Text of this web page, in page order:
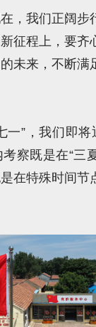
，我们正阔步
征程上，要齐
未来，不断满
一”，我们即
察既是在“三
在特殊时间节